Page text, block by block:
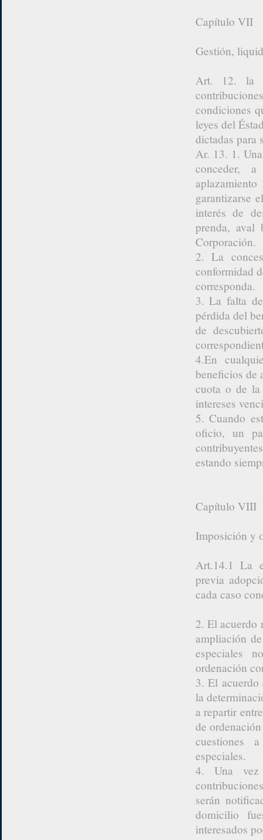
Capítulo VII
Gestión,
Art. 12. la
condiciones
leyes del
dictadas para
Ar. 13. 1.
conceder,
garantizarse
interés de
prenda, aval
Corporación.
2. La
conformidad
corresponda.
3. La falta
pérdida del
de
4.En
beneficios de
cuota o de
intereses
5. Cuando
oficio, un
estando
Capítulo VIII
Imposición y
Art.14.1 La
previa
cada caso
2. El acuerdo
ampliación
especiales
ordenación
3. El acuerdo
la
a repartir
de
cuestiones
especiales.
4. Una vez
serán
domicilio
interesados